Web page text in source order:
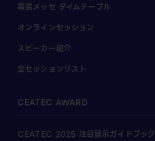
幕張メッセ タイムテーブル
オンラインセッション
スピーカー紹介
全セッションリスト
CEATEC AWARD
CEATEC 2025 注目展示ガイドブック